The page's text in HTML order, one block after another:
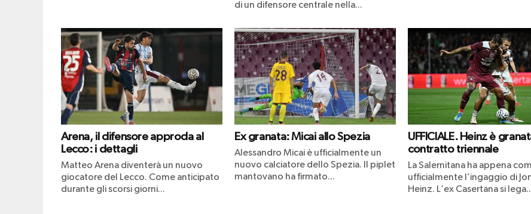
di un difensore centrale nella...
Arena, il difensore approda al
Lecco: i dettagli
Matteo Arena diventerà un nuovo
giocatore del Lecco. Come anticipato
durante gli scorsi giorni...
Ex granata: Micai allo Spezia
Alessandro Micai è ufficialmente un
nuovo calciatore dello Spezia. Il piplet
mantovano ha firmato...
UFFICIALE. Heinz è
contratto triennale
La Salernitana ha appena
ufficialmente l’ingaggio di
Heinz. L’ex Casertana si